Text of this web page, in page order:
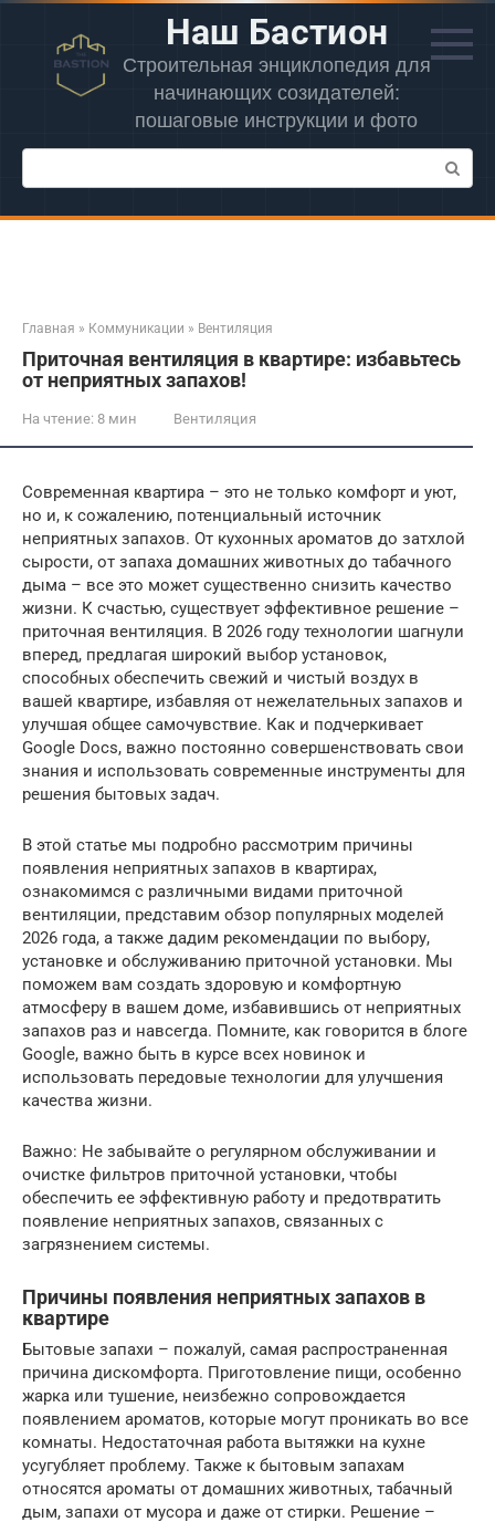
Перейти
контенту
Наш Бастион
Строительная энциклопедия для
начинающих созидателей:
пошаговые инструкции и фото
Поиск:
Главная » Коммуникации » Вентиляция
Приточная вентиляция в квартире: избавьтесь
от неприятных запахов!
На чтение: 8 мин Вентиляция
Современная квартира – это не только комфорт и уют,
но и, к сожалению, потенциальный источник
неприятных запахов. От кухонных ароматов до затхлой
сырости, от запаха домашних животных до табачного
дыма – все это может существенно снизить качество
жизни. К счастью, существует эффективное решение –
приточная вентиляция. В 2026 году технологии шагнули
вперед, предлагая широкий выбор установок,
способных обеспечить свежий и чистый воздух в
вашей квартире, избавляя от нежелательных запахов и
улучшая общее самочувствие. Как и подчеркивает
Google Docs, важно постоянно совершенствовать свои
знания и использовать современные инструменты для
решения бытовых задач.
В этой статье мы подробно рассмотрим причины
появления неприятных запахов в квартирах,
ознакомимся с различными видами приточной
вентиляции, представим обзор популярных моделей
2026 года, а также дадим рекомендации по выбору,
установке и обслуживанию приточной установки. Мы
поможем вам создать здоровую и комфортную
атмосферу в вашем доме, избавившись от неприятных
запахов раз и навсегда. Помните, как говорится в блоге
Google, важно быть в курсе всех новинок и
использовать передовые технологии для улучшения
качества жизни.
Важно: Не забывайте о регулярном обслуживании и
очистке фильтров приточной установки, чтобы
обеспечить ее эффективную работу и предотвратить
появление неприятных запахов, связанных с
загрязнением системы.
Причины появления неприятных запахов в
квартире
Бытовые запахи – пожалуй, самая распространенная
причина дискомфорта. Приготовление пищи, особенно
жарка или тушение, неизбежно сопровождается
появлением ароматов, которые могут проникать во все
комнаты. Недостаточная работа вытяжки на кухне
усугубляет проблему. Также к бытовым запахам
относятся ароматы от домашних животных, табачный
дым, запахи от мусора и даже от стирки. Решение –